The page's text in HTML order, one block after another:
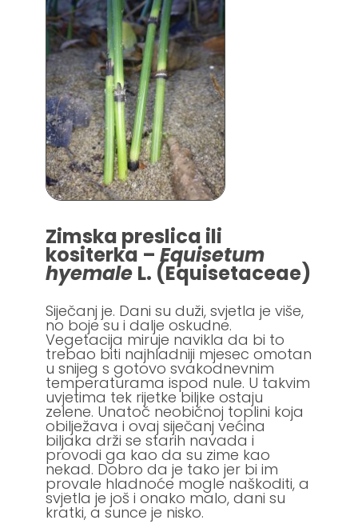
Zimska preslica ili
kositerka –Equisetum
hyemale L. (Equisetaceae)
Siječanj je. Dani su duži, svjetla je više,
no boje su i dalje oskudne.
Vegetacija miruje navikla da bi to
trebao biti najhladniji mjesec omotan
u snijeg s gotovo svakodnevnim
temperaturama ispod nule. U takvim
uvjetima tek rijetke biljke ostaju
zelene. Unatoč neobičnoj toplini koja
obilježava i ovaj siječanj većina
biljaka drži se starih navada i
provodi ga kao da su zime kao
nekad. Dobro da je tako jer bi im
provale hladnoće mogle naškoditi, a
svjetla je još i onako malo, dani su
kratki, a sunce je nisko.